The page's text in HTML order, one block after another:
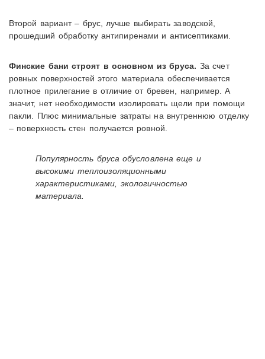
Второй вариант – брус, лучше выбирать заводской,
прошедший обработку антипиренами и антисептиками.
Финские бани строят в основном из бруса. За счет
ровных поверхностей этого материала обеспечивается
плотное прилегание в отличие от бревен, например. А
значит, нет необходимости изолировать щели при помощи
пакли. Плюс минимальные затраты на внутреннюю отделку
– поверхность стен получается ровной.
Популярность бруса обусловлена еще и
высокими теплоизоляционными
характеристиками, экологичностью
материала.